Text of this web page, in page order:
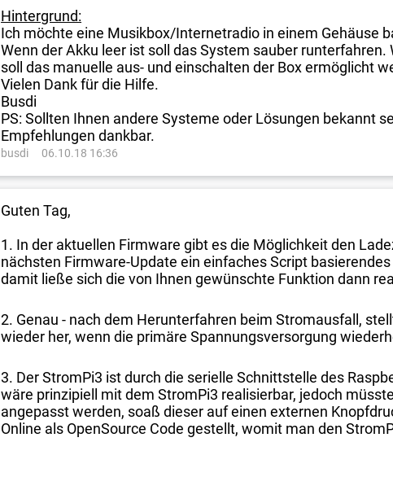
Hintergrund:
Ich möchte eine Musikbox/Internetradio in einem Gehäuse
Wenn der Akku leer ist soll das System sauber
soll das manuelle aus- und einschalten der Box ermöglicht
Vielen Dank für die Hilfe.
Busdi
PS: Sollten Ihnen andere Systeme oder Lösungen bekannt
Empfehlungen dankbar.
busdi 06.10.18 16:36
Guten Tag,
In der aktuellen Firmware gibt es die Möglichkeit den
nächsten Firmware-Update ein einfaches Script
damit ließe sich die von Ihnen gewünschte Funktion dann
Genau - nach dem Herunterfahren beim Stromausfall,
wieder her, wenn die primäre Spannungsversorgung
Der StromPi3 ist durch die serielle Schnittstelle des
wäre prinzipiell mit dem StromPi3 realisierbar, jedoch
angepasst werden, soaß dieser auf einen externen
Online als OpenSource Code gestellt, womit man den